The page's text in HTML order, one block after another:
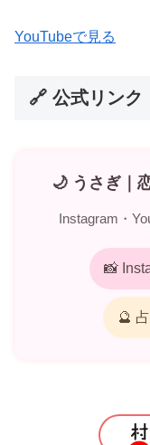
YouTubeで見る
🔗 公式リンク
🌙 うさぎ｜
Instagram・
📸
🔮